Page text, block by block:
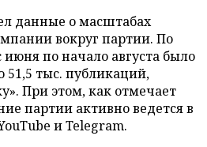
данные о масштабах
вокруг партии. По
июня по начало августа было
51,5 тыс. публикаций,
При этом, как отмечает
партии активно ведется в
и Telegram.